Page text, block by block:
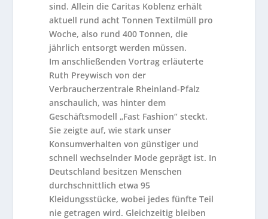
sind. Allein die Caritas Koblenz erhält
aktuell rund acht Tonnen Textilmüll pro
Woche, also rund 400 Tonnen, die
jährlich entsorgt werden müssen.
Im anschließenden Vortrag erläuterte
Ruth Preywisch von der
Verbraucherzentrale Rheinland-Pfalz
anschaulich, was hinter dem
Geschäftsmodell „Fast Fashion“ steckt.
Sie zeigte auf, wie stark unser
Konsumverhalten von günstiger und
schnell wechselnder Mode geprägt ist. In
Deutschland besitzen Menschen
durchschnittlich etwa 95
Kleidungsstücke, wobei jedes fünfte Teil
nie getragen wird. Gleichzeitig bleiben